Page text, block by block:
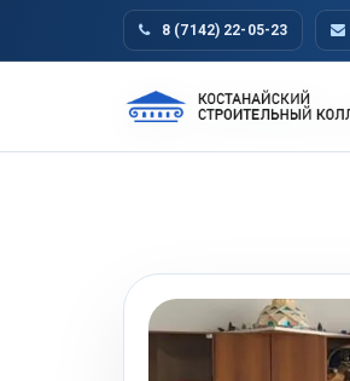
8 (7142) 22-05-23